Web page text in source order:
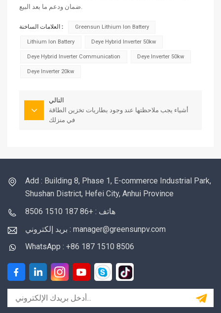
ضمان ودعم ما بعد البيع.
العلامات الساخنة : Greensun Lithium Ion Battery
Lithium Ion Battery Deye Hybrid Inverter 50kw
Deye Hybrid Inverter Communication Deye Inverter 50kw
Deye Inverter 20kw
التالي
أشياء يجب ملاحظتها عند وجود بطاريات تخزين الطاقة
في منزلك
Add : Building 8, Phase 1, E-commerce Industrial Park,
Shushan District, Hefei City, Anhui Province
هاتف : +86 187 1510 8506
بريد إلكتروني : manager@greensunpv.com
WhatsApp : +86 187 1510 8506